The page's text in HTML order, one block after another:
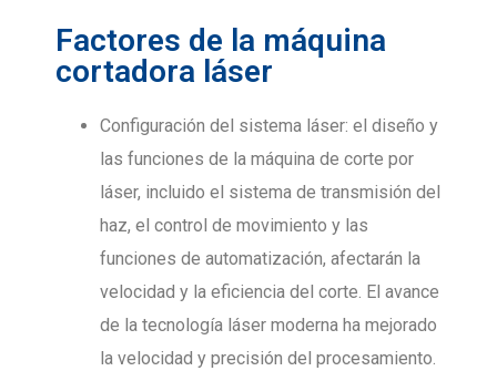
Factores de la máquina
cortadora láser
Configuración del sistema láser: el diseño y
las funciones de la máquina de corte por
láser, incluido el sistema de transmisión del
haz, el control de movimiento y las
funciones de automatización, afectarán la
velocidad y la eficiencia del corte. El avance
de la tecnología láser moderna ha mejorado
la velocidad y precisión del procesamiento.